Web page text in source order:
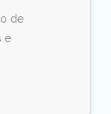
de
e